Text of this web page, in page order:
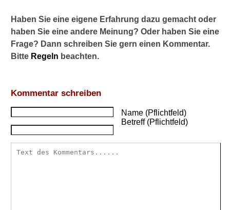
Haben Sie eine eigene Erfahrung dazu gemacht oder
haben Sie eine andere Meinung? Oder haben Sie eine
Frage? Dann schreiben Sie gern einen Kommentar.
Bitte Regeln beachten.
Kommentar schreiben
Name (Pflichtfeld)
Betreff (Pflichtfeld)
k
n
n
e
d
r
o
k